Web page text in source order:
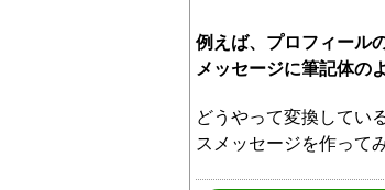
例えば、プロフィール
メッセージに筆記体の
どうやって変換してい
スメッセージを作って